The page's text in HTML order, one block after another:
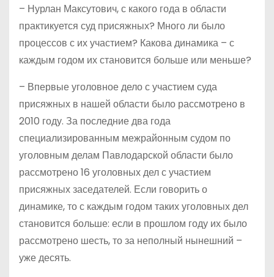
– Нурлан Максутович, с какого года в области
практикуется суд присяжных? Много ли было
процессов с их участием? Какова динамика – с
каждым годом их становится больше или меньше?
– Впервые уголовное дело с участием суда
присяжных в нашей области было рассмотрено в
2010 году. За последние два года
специализированным межрайонным судом по
уголовным делам Павлодарской области было
рассмотрено 16 уголовных дел с участием
присяжных заседателей. Если говорить о
динамике, то с каждым годом таких уголовных дел
становится больше: если в прошлом году их было
рассмотрено шесть, то за неполный нынешний –
уже десять.